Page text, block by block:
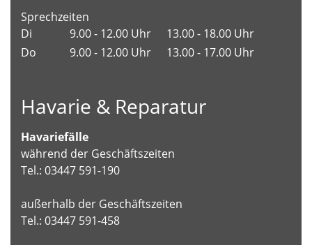
Sprechzeiten
Di
9.00 - 12.00 Uhr
13.00 - 18.00 Uhr
Do
9.00 - 12.00 Uhr 13.00 - 17.00 Uhr
Havarie & Reparatur
Havariefälle
während der Geschäftszeiten
Tel.: 03447 591-190
außerhalb der Geschäftszeiten
Tel.: 03447 591-458